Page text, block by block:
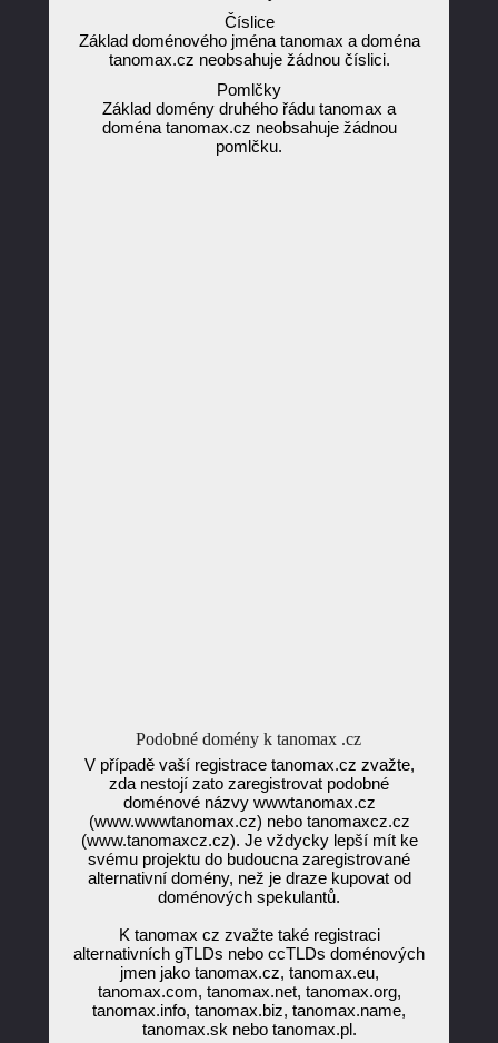
Číslice
Základ doménového jména tanomax a doména
tanomax.cz neobsahuje žádnou číslici.
Pomlčky
Základ domény druhého řádu tanomax a
doména tanomax.cz neobsahuje žádnou
pomlčku.
Podobné domény k tanomax .cz
V případě vaší registrace tanomax.cz zvažte,
zda nestojí zato zaregistrovat podobné
doménové názvy wwwtanomax.cz
(www.wwwtanomax.cz) nebo tanomaxcz.cz
(www.tanomaxcz.cz). Je vždycky lepší mít ke
svému projektu do budoucna zaregistrované
alternativní domény, než je draze kupovat od
doménových spekulantů.
K tanomax cz zvažte také registraci
alternativních gTLDs nebo ccTLDs doménových
jmen jako tanomax.cz, tanomax.eu,
tanomax.com, tanomax.net, tanomax.org,
tanomax.info, tanomax.biz, tanomax.name,
tanomax.sk nebo tanomax.pl.